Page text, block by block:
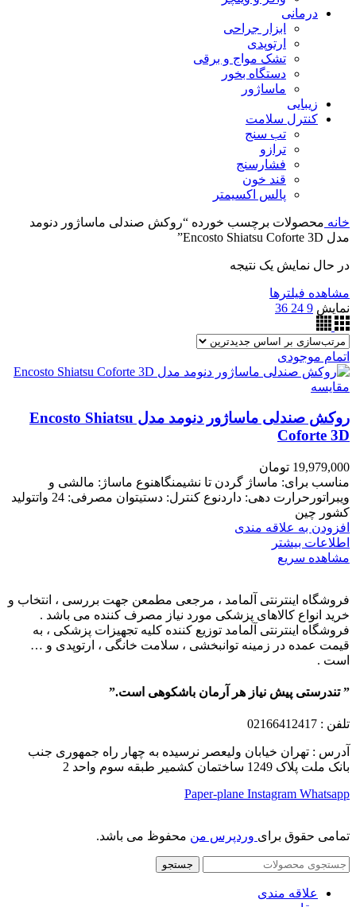
درمانی
ابزار جراحی
ارتوپدی
تشک مواج و برقی
دستگاه بخور
ماساژور
زیبایی
کنترل سلامت
تب سنج
ترازو
فشارسنج
قند خون
پالس اکسیمتر
خانه محصولات برچسب خورده “روکش صندلی ماساژور دنومد
مدل Encosto Shiatsu Coforte 3D”
در حال نمایش یک نتیجه
مشاهده فیلترها
نمایش 9
24
36
اتمام موجودی
مقایسه
روکش صندلی ماساژور دنومد مدل Encosto Shiatsu
Coforte 3D
19,979,000 تومان
مناسب برای: ماساژ گردن تا نشیمنگاهنوع ماساژ: مالشی و
ویبراتورحرارت دهی: داردنوع کنترل: دستیتوان مصرفی: 24 واتتولید
کشور چین
افزودن به علاقه مندی
اطلاعات بیشتر
مشاهده سریع
فروشگاه اینترنتی آلمامد ، مرجعی مطمعن جهت بررسی ، انتخاب و
خرید انواع کالاهای پزشکی مورد نیاز مصرف کننده می باشد .
فروشگاه اینترنتی آلمامد توزیع کننده کلیه تجهیزات پزشکی ، به
قیمت عمده در زمینه توانبخشی ، سلامت خانگی ، ارتوپدی و …
است .
” تندرستی پیش نیاز هر آرمان باشکوهی است.”
تلفن : 02166412417
آدرس : تهران خیابان ولیعصر نرسیده به چهار راه جمهوری جنب
بانک ملت پلاک 1249 ساختمان کشمیر طبقه سوم واحد 2
Paper-plane Instagram Whatsapp
تمامی حقوق برای وردپرس من محفوظ می باشد.
جستجو
علاقه مندی